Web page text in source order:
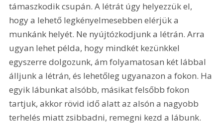
támaszkodik csupán. A létrát úgy helyezzük el,
hogy a lehető legkényelmesebben elérjük a
munkánk helyét. Ne nyújtózkodjunk a létrán. Arra
ugyan lehet példa, hogy mindkét kezünkkel
egyszerre dolgozunk, ám folyamatosan két lábbal
álljunk a létrán, és lehetőleg ugyanazon a fokon. Ha
egyik lábunkat alsóbb, másikat felsőbb fokon
tartjuk, akkor rövid idő alatt az alsón a nagyobb
terhelés miatt zsibbadni, remegni kezd a lábunk.